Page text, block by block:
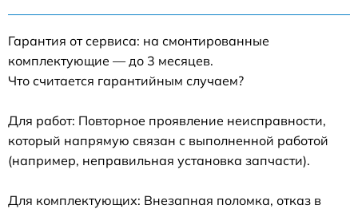
Гарантия от сервиса: на смонтированные
комплектующие — до 3 месяцев.
Что считается гарантийным случаем?
Для работ: Повторное проявление неисправности,
который напрямую связан с выполненной работой
(например, неправильная установка запчасти).
Для комплектующих: Внезапная поломка, отказ в